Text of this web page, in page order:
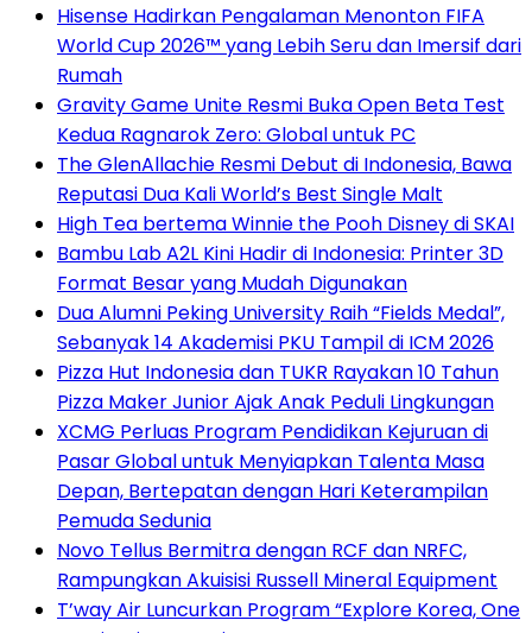
Hisense Hadirkan Pengalaman Menonton FIFA
World Cup 2026™ yang Lebih Seru dan Imersif dari
Rumah
Gravity Game Unite Resmi Buka Open Beta Test
Kedua Ragnarok Zero: Global untuk PC
The GlenAllachie Resmi Debut di Indonesia, Bawa
Reputasi Dua Kali World’s Best Single Malt
High Tea bertema Winnie the Pooh Disney di SKAI
Bambu Lab A2L Kini Hadir di Indonesia: Printer 3D
Format Besar yang Mudah Digunakan
Dua Alumni Peking University Raih “Fields Medal”,
Sebanyak 14 Akademisi PKU Tampil di ICM 2026
Pizza Hut Indonesia dan TUKR Rayakan 10 Tahun
Pizza Maker Junior Ajak Anak Peduli Lingkungan
XCMG Perluas Program Pendidikan Kejuruan di
Pasar Global untuk Menyiapkan Talenta Masa
Depan, Bertepatan dengan Hari Keterampilan
Pemuda Sedunia
Novo Tellus Bermitra dengan RCF dan NRFC,
Rampungkan Akuisisi Russell Mineral Equipment
T’way Air Luncurkan Program “Explore Korea, One